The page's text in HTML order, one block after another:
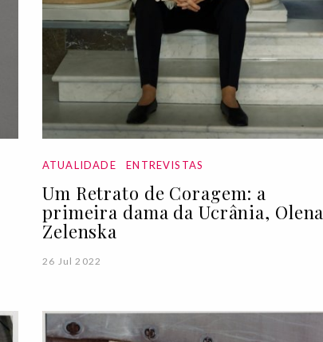
ATUALIDADE ENTREVISTAS
Um Retrato de Coragem: a
primeira dama da Ucrânia, Olena
Zelenska
26 Jul 2022